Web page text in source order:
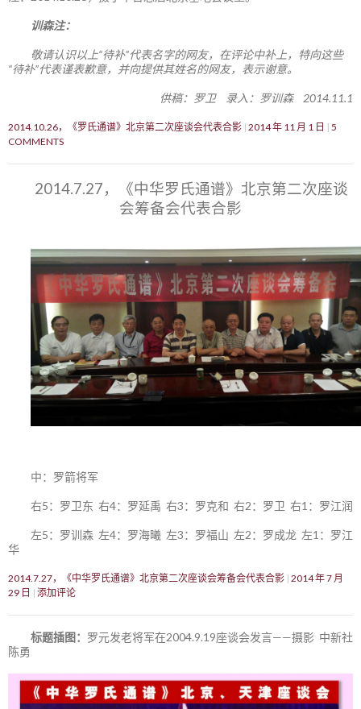
训森注：
敬请认识以上“待补”代表名字的网友，在评论中补上，特向这些
“待补”代表谨表歉意，并向提供其姓名的网友，表示谢意。
供稿：罗卫 录入：罗训森 2014.11.1
2014.10.26，《罗氏通谱》北京第二次座谈会代表合影 2014 年 11 月 1 日
5
COMMENTS
2014.7.27，《中华罗氏通谱》北京第二次座谈
会筹备会代表合影
中：罗箭将军
右5：罗卫东 右4：罗延禹 右3：罗克和 右2：罗卫 右1：罗江润
左5：罗训森 左4：罗海曦 左3：罗福山 左2：罗成龙 左1：罗江
华
2014.7.27，《中华罗氏通谱》北京第二次座谈会筹备会代表合影 2014 年 7 月
29 日
添加评论
标题插图： 罗元发老将军在2004.9.19座谈会发言——摄影 中新社
陈勇